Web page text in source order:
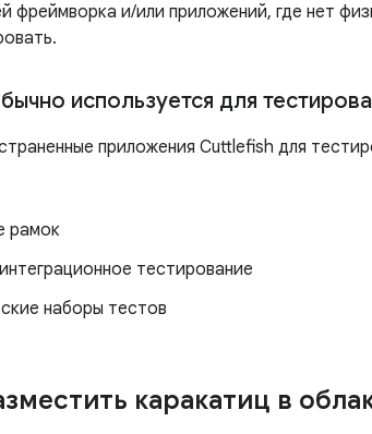
фреймворка и/или приложений, где нет
используется для
приложения Cuttlefish для
рамок
тестирование
наборы тестов
каракатиц в